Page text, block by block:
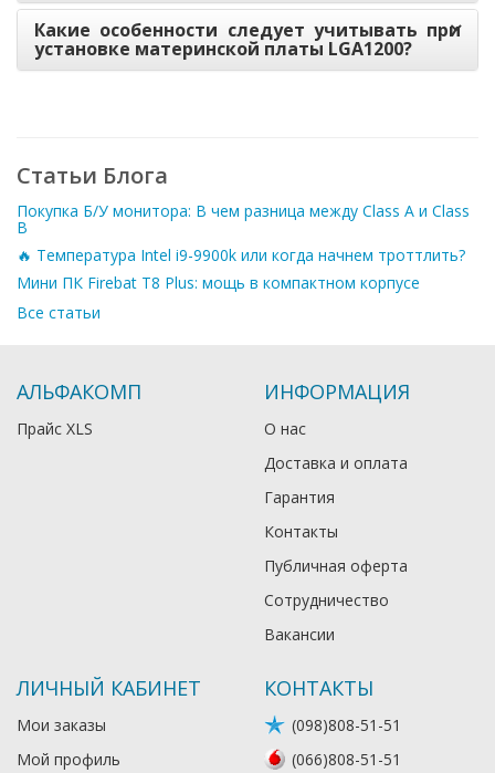
Какие особенности следует учитывать при
установке материнской платы LGA1200?
Статьи Блога
Покупка Б/У монитора: В чем разница между Class A и Class
B
🔥 Температура Intel i9-9900k или когда начнем троттлить?
Мини ПК Firebat T8 Plus: мощь в компактном корпусе
Все статьи
АЛЬФАКОМП
Прайс XLS
ИНФОРМАЦИЯ
О нас
Доставка и оплата
Гарантия
Контакты
Публичная оферта
Сотрудничество
Вакансии
ЛИЧНЫЙ КАБИНЕТ
Мои заказы
Мой профиль
КОНТАКТЫ
(098)808-51-51
(066)808-51-51